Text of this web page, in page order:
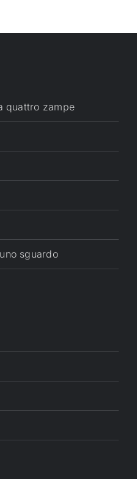
quattro zampe
sguardo